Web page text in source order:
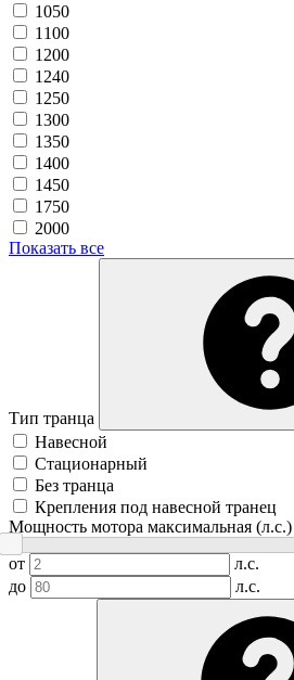
1050
1100
1200
1240
1250
1300
1350
1400
1450
1750
2000
Показать все
Тип транца
Навесной
Стационарный
Без транца
Крепления под навесной транец
Мощность мотора максимальная (л.с.)
от
л.с.
до
л.с.